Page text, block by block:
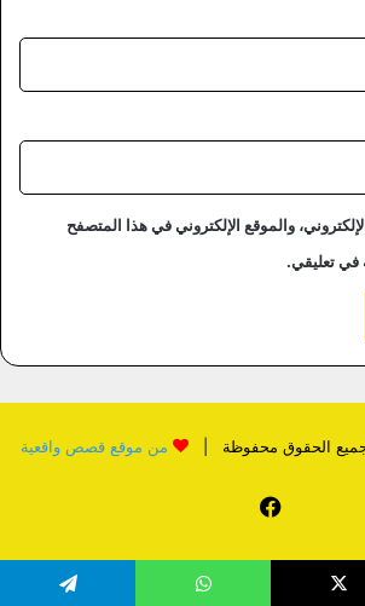
والموقع الإلكتروني في هذا المتصفح
في تعليقي.
من موقع قصص واقعية